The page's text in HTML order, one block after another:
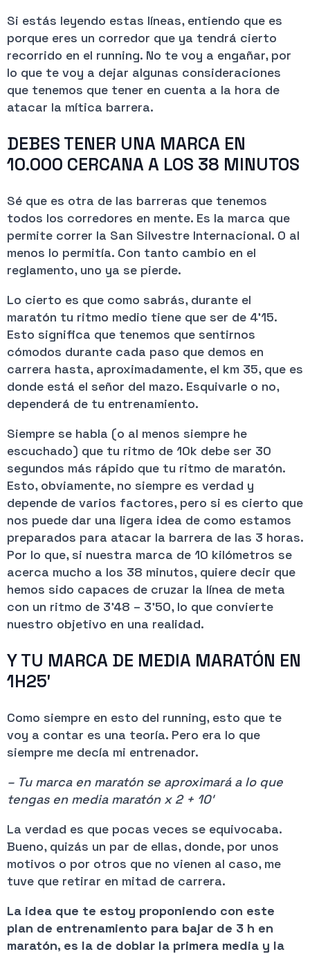
Si estás leyendo estas líneas, entiendo que es
porque eres un corredor que ya tendrá cierto
recorrido en el running. No te voy a engañar, por
lo que te voy a dejar algunas consideraciones
que tenemos que tener en cuenta a la hora de
atacar la mítica barrera.
DEBES TENER UNA MARCA EN
10.000 CERCANA A LOS 38 MINUTOS
Sé que es otra de las barreras que tenemos
todos los corredores en mente. Es la marca que
permite correr la San Silvestre Internacional. O al
menos lo permitía. Con tanto cambio en el
reglamento, uno ya se pierde.
Lo cierto es que como sabrás, durante el
maratón tu ritmo medio tiene que ser de 4’15.
Esto significa que tenemos que sentirnos
cómodos durante cada paso que demos en
carrera hasta, aproximadamente, el km 35, que es
donde está el señor del mazo. Esquivarle o no,
dependerá de tu entrenamiento.
Siempre se habla (o al menos siempre he
escuchado) que tu ritmo de 10k debe ser 30
segundos más rápido que tu ritmo de maratón.
Esto, obviamente, no siempre es verdad y
depende de varios factores, pero si es cierto que
nos puede dar una ligera idea de como estamos
preparados para atacar la barrera de las 3 horas.
Por lo que, si nuestra marca de 10 kilómetros se
acerca mucho a los 38 minutos, quiere decir que
hemos sido capaces de cruzar la línea de meta
con un ritmo de 3’48 – 3’50, lo que convierte
nuestro objetivo en una realidad.
Y TU MARCA DE MEDIA MARATÓN EN
1H25′
Como siempre en esto del running, esto que te
voy a contar es una teoría. Pero era lo que
siempre me decía mi entrenador.
– Tu marca en maratón se aproximará a lo que
tengas en media maratón x 2 + 10′
La verdad es que pocas veces se equivocaba.
Bueno, quizás un par de ellas, donde, por unos
motivos o por otros que no vienen al caso, me
tuve que retirar en mitad de carrera.
La idea que te estoy proponiendo con este
plan de entrenamiento para bajar de 3 h en
maratón, es la de doblar la primera media y la